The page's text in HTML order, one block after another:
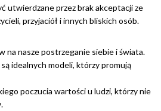
utwierdzane przez brak akceptacji ze
przyjaciół i innych bliskich osób.
na nasze postrzeganie siebie i świata.
są idealnych modeli, którzy promują
poczucia wartości u ludzi, którzy nie